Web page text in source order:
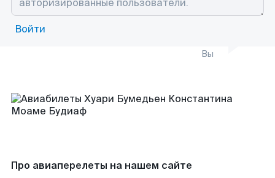
Войти
Вы
Про авиаперелеты на нашем сайте